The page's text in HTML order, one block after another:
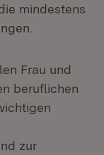
mindestens
Frau und
beruflichen
zur